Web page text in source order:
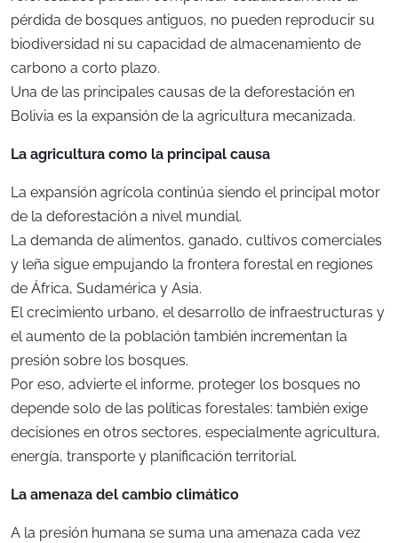
pérdida de bosques antiguos, no pueden reproducir su
biodiversidad ni su capacidad de almacenamiento de
carbono a corto plazo.
Una de las principales causas de la deforestación en
Bolivia es la expansión de la agricultura mecanizada.
La agricultura como la principal causa
La expansión agrícola continúa siendo el principal motor
de la deforestación a nivel mundial.
La demanda de alimentos, ganado, cultivos comerciales
y leña sigue empujando la frontera forestal en regiones
de África, Sudamérica y Asia.
El crecimiento urbano, el desarrollo de infraestructuras y
el aumento de la población también incrementan la
presión sobre los bosques.
Por eso, advierte el informe, proteger los bosques no
depende solo de las políticas forestales: también exige
decisiones en otros sectores, especialmente agricultura,
energía, transporte y planificación territorial.
La amenaza del cambio climático
A la presión humana se suma una amenaza cada vez